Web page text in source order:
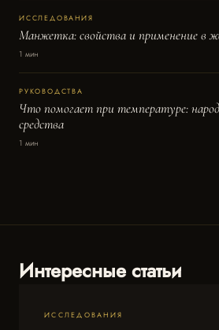
ИССЛЕДОВАНИЯ
Манжетка: свойства и применение в
1 мин
РУКОВОДСТВА
Что помогает при температуре:
средства
1 мин
Интересные статьи
ИССЛЕДОВАНИЯ